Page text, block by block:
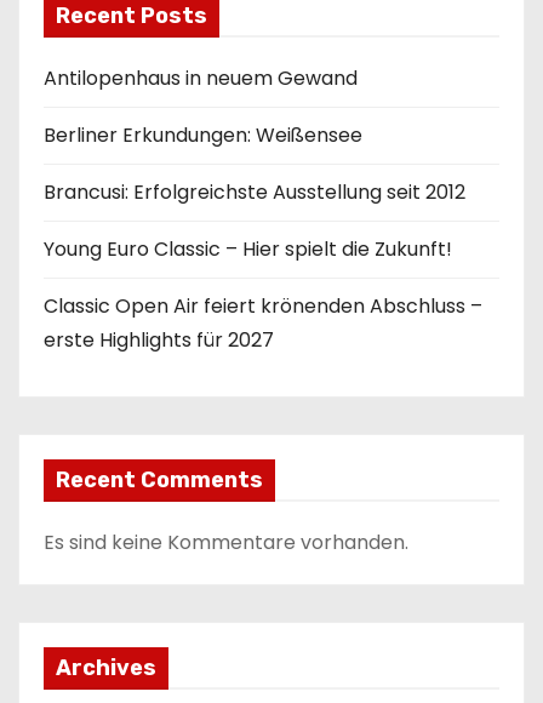
Recent Posts
Antilopenhaus in neuem Gewand
Berliner Erkundungen: Weißensee
Brancusi: Erfolgreichste Ausstellung seit 2012
Young Euro Classic – Hier spielt die Zukunft!
Classic Open Air feiert krönenden Abschluss –
erste Highlights für 2027
Recent Comments
Es sind keine Kommentare vorhanden.
Archives